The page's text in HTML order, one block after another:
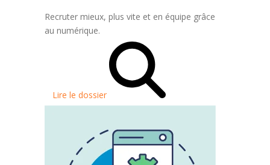
Recruter mieux, plus vite et en équipe grâce
au numérique.
Lire le dossier